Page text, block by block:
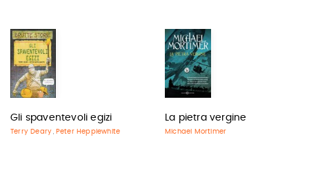
Gli spaventevoli egizi
Terry Deary , Peter Hepplewhite
La pietra vergine
Michael Mortimer